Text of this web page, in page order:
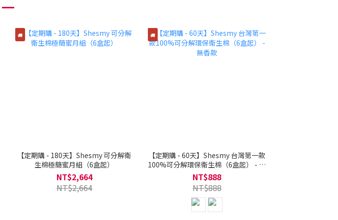
🚚
【定期購 - 180天】Shesmy 可分解衛
生棉極簡蜜月組（6盒起）
NT$2,664
NT$2,664
🚚
【定期購 - 60天】Shesmy 台灣第一款
100%可分解環保衛生棉（6盒起） - 無
香款
NT$888
NT$888